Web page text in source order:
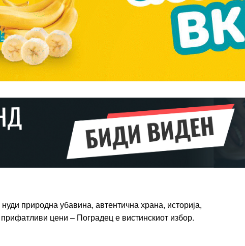
ПЛАН
sit
tortor
$100 / yearplaceholder
Praesent euismod ac
Ut mollis pellentesque tortor
природна убавина, автентична храна, историја,
цени – Поградец е вистинскиот избор.